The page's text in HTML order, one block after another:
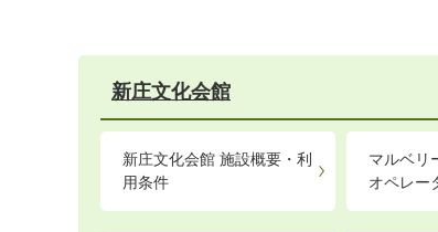
新庄文化会館
新庄文化会館 施設概要・利
用条件
マルベリ
オペレー